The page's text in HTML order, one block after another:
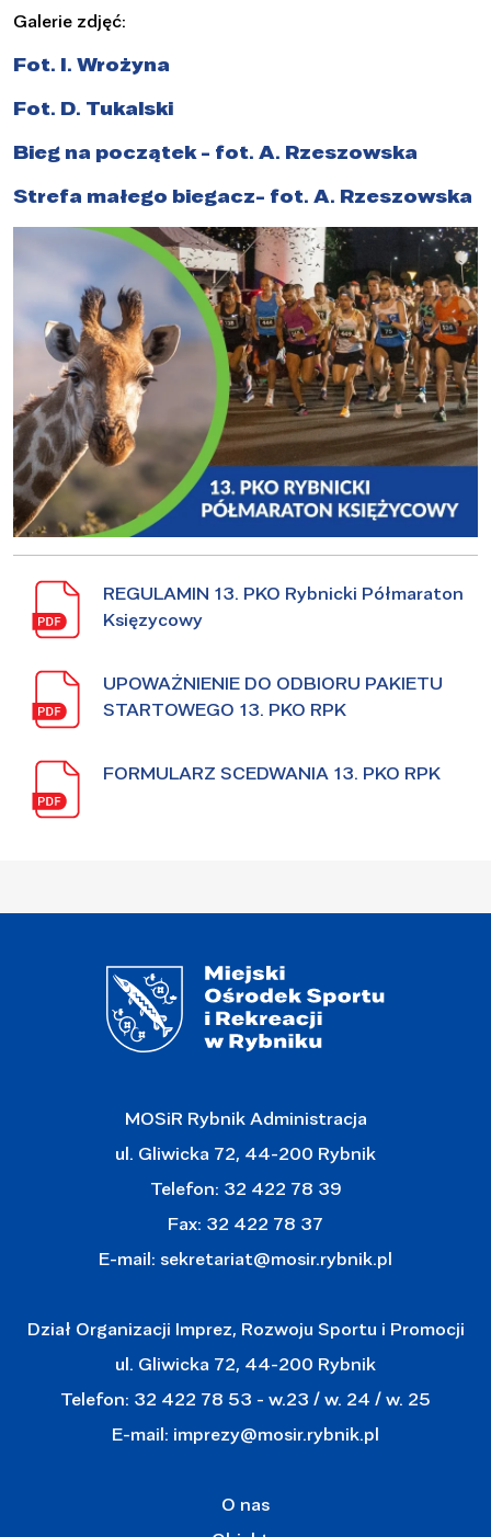
Galerie zdjęć:
Fot. I. Wrożyna
Fot. D. Tukalski
Bieg na początek - fot. A. Rzeszowska
Strefa małego biegacz- fot. A. Rzeszowska
REGULAMIN 13. PKO Rybnicki Półmaraton
Księzycowy
UPOWAŻNIENIE DO ODBIORU PAKIETU
STARTOWEGO 13. PKO RPK
FORMULARZ SCEDWANIA 13. PKO RPK
MOSiR Rybnik Administracja
ul. Gliwicka 72, 44-200 Rybnik
Telefon: 32 422 78 39
Fax: 32 422 78 37
E-mail: sekretariat@mosir.rybnik.pl
Dział Organizacji Imprez, Rozwoju Sportu i Promocji
ul. Gliwicka 72, 44-200 Rybnik
Telefon: 32 422 78 53 - w.23 / w. 24 / w. 25
E-mail: imprezy@mosir.rybnik.pl
O nas